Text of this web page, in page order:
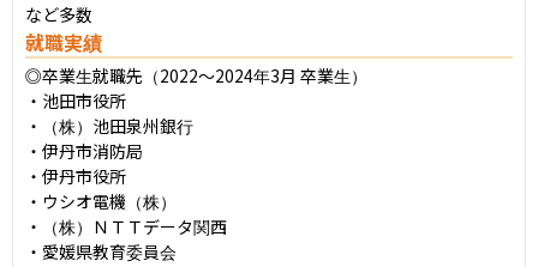
など多数
就職実績
◎卒業生就職先（2022〜2024年3月 卒業生）
・池田市役所
・（株）池田泉州銀行
・伊丹市消防局
・伊丹市役所
・ウシオ電機（株）
・（株）ＮＴＴデータ関西
・愛媛県教育委員会